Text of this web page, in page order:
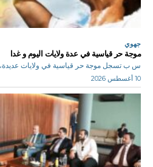
جهوي
موجة حر قياسية في عدة ولايات اليوم و غدا
س ب تسجل موجة حر قياسية في ولايات عديدة، اليوم وغدا الثلاثاء، حسبما جاء في...
10 أغسطس 2026